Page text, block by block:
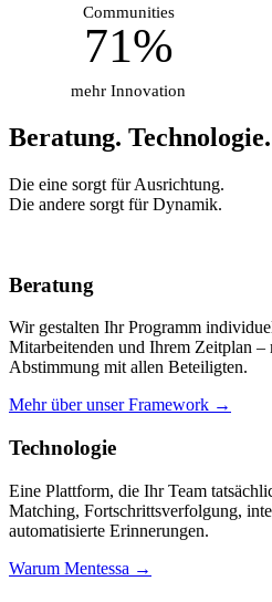
Communities
71%
mehr Innovation
Beratung. Technologie.
Die eine sorgt für Ausrichtung.
Die andere sorgt für Dynamik.
Beratung
Wir gestalten Ihr Programm
Mitarbeitenden und Ihrem Zeitplan –
Abstimmung mit allen Beteiligten.
Mehr über unser Framework →
Technologie
Eine Plattform, die Ihr Team
Matching, Fortschrittsverfolgung,
automatisierte Erinnerungen.
Warum Mentessa →